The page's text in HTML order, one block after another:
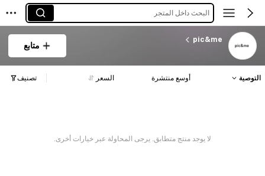
البحث داخل المتجر
pic&me
متابع
التوصية أوسع منتشرة السعر تصنيف
لا يوجد منتج متطابق. يرجى المحاولة عبر خيارات أخرى.